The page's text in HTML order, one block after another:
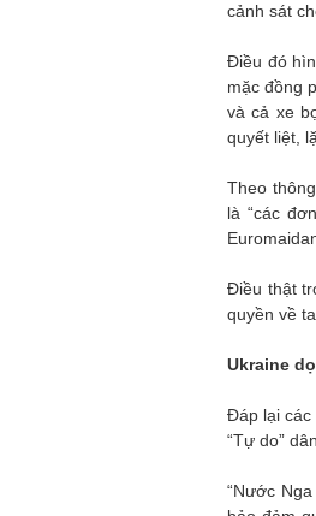
cảnh sát
Điều đó
mặc đồng
và cả xe
quyết liệt,
Theo
là “các
Điều thật
quyền về
Ukraine
Đáp lại các
“Tự do”
“Nước